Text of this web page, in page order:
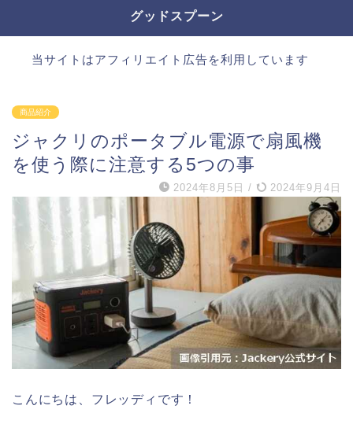
グッドスプーン
当サイトはアフィリエイト広告を利用しています
商品紹介
ジャクリのポータブル電源で扇風機
を使う際に注意する5つの事
2024年8月5日 / 2024年9月4日
こんにちは、フレッディです！